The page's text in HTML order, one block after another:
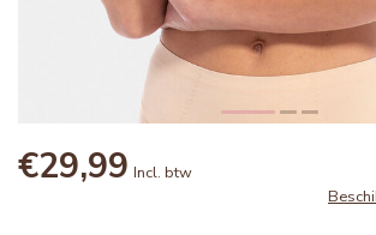
€29,99 Incl. btw